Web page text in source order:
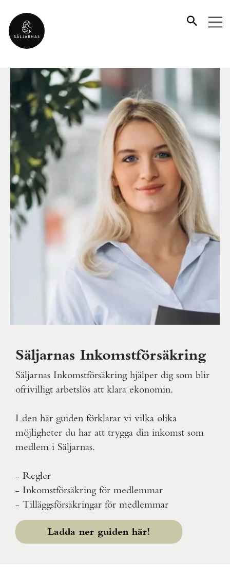
Säljarnas Inkomstförsäkring
Säljarnas Inkomstförsäkring hjälper dig som blir
ofrivilligt arbetslös att klara ekonomin.
I den här guiden förklarar vi vilka olika
möjligheter du har att trygga din inkomst som
medlem i Säljarnas.
- Regler
- Inkomstförsäkring för medlemmar
- Tilläggsförsäkringar för medlemmar
Ladda ner guiden här!